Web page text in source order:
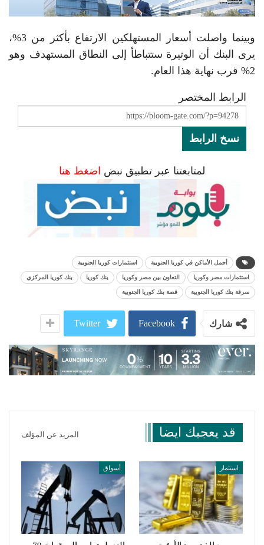
وبينما واصلت أسعار المستهلكين الارتفاع بأكثر من 3%،
يرى البنك أن الوتيرة ستتباطأ إلى النطاق المستهدف وهو
2% قرب نهاية هذا العام.
الرابط المختصر
نسخ الرابط
لمتابعتنا عبر تطبيق نبض اضغط هنا
أجمل الأماكن في كوريا الجنوبية استثمارات كوريا الجنوبية
استثمارات مصر وكوريا التعاون بين مصر وكوريا بنك كوريا بنك كوريا المركزي
سرقة بنك كوريا الجنوبية قصة بنك كوريا الجنوبية
شارك Facebook
Twitter
قد يعجبك ايضا المزيد عن المؤلف
استثمار أسواق